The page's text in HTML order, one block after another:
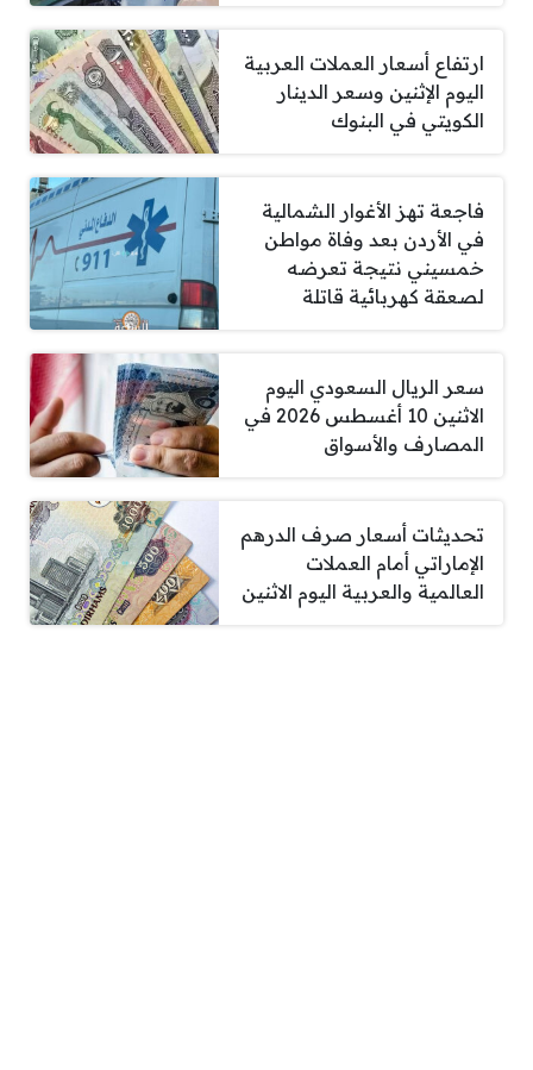
ارتفاع أسعار العملات العربية
اليوم الإثنين وسعر الدينار
الكويتي في البنوك
فاجعة تهز الأغوار الشمالية
في الأردن بعد وفاة مواطن
خمسيني نتيجة تعرضه
لصعقة كهربائية قاتلة
سعر الريال السعودي اليوم
الاثنين 10 أغسطس 2026 في
المصارف والأسواق
تحديثات أسعار صرف الدرهم
الإماراتي أمام العملات
العالمية والعربية اليوم الاثنين